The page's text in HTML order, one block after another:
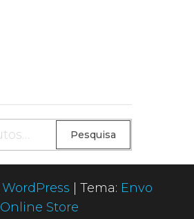
Pesquisa
WordPress Tema: Envo
Online Store